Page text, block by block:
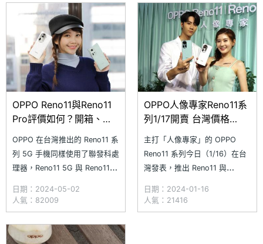
OPPO Reno11與Reno11
Pro評價如何？開箱、比
較一次看
OPPO 在台灣推出的 Reno11 系
列 5G 手機同樣使用了聯發科處
理器，Reno11 5G 與 Reno11
ColorOS 14，兩者也都配備
6.7 吋 AMOLED 螢幕，其中
Reno11 搭載天璣 7050、
5,000mAh 大電量，而 Reno11
日期：2024-05-02
人氣：82009
OPPO人像專家Reno11系
列1/17開賣 台灣價格
13990起
主打「人像專家」的 OPPO
Reno11 系列今日（1/16）在台
灣發表，推出 Reno11 與
格與日前在馬來西亞發表的版本
相同，除了擁有自然美學設計，
日期：2024-01-16
人氣：21416